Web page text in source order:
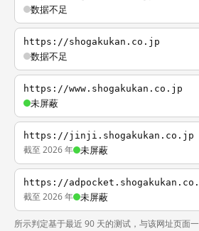
数据不足
https://shogakukan.co.jp
数据不足
https://www.shogakukan.co.jp
未屏蔽
https://jinji.shogakukan.co.jp
截至 2026 年 未屏蔽
https://
截至 2026 年 未屏蔽
所示判定基于最近 90 天的测试，与该网址页面一